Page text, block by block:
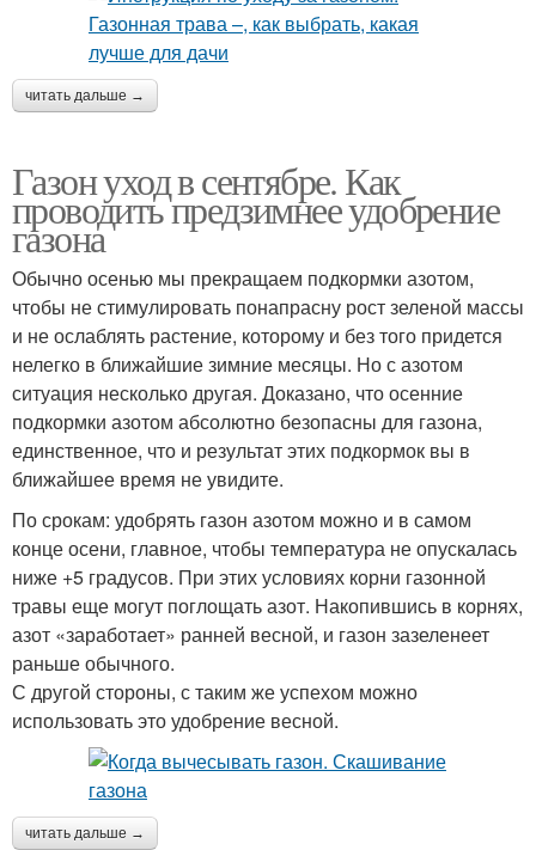
читать дальше →
Газон уход в сентябре. Как
проводить предзимнее удобрение
газона
Обычно осенью мы прекращаем подкормки азотом,
чтобы не стимулировать понапрасну рост зеленой массы
и не ослаблять растение, которому и без того придется
нелегко в ближайшие зимние месяцы. Но с азотом
ситуация несколько другая. Доказано, что осенние
подкормки азотом абсолютно безопасны для газона,
единственное, что и результат этих подкормок вы в
ближайшее время не увидите.
По срокам: удобрять газон азотом можно и в самом
конце осени, главное, чтобы температура не опускалась
ниже +5 градусов. При этих условиях корни газонной
травы еще могут поглощать азот. Накопившись в корнях,
азот «заработает» ранней весной, и газон зазеленеет
раньше обычного.
С другой стороны, с таким же успехом можно
использовать это удобрение весной.
читать дальше →